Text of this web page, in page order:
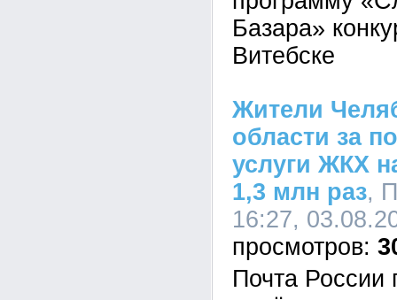
Базара»
Витебске
Жители
области за
услуги ЖКХ
1,3 млн раз,
16:27,
Почта России